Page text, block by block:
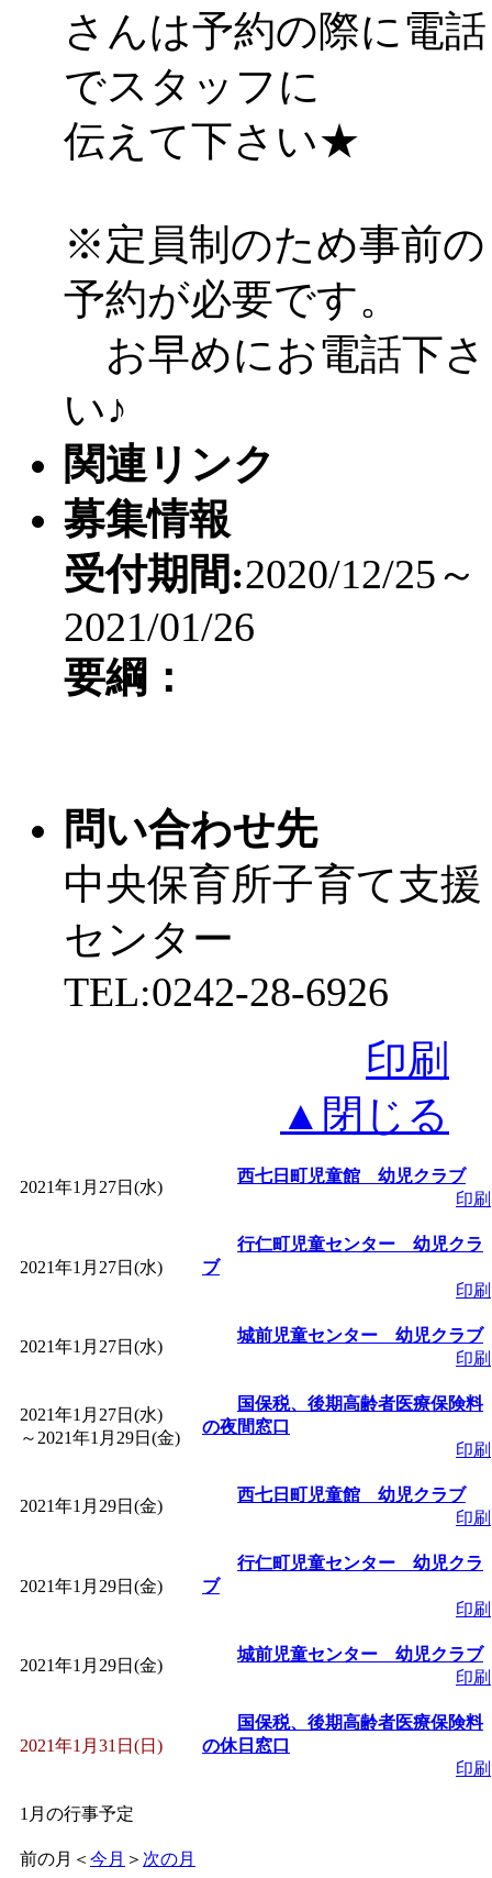
さんは予約の際に電話
でスタッフに
伝えて下さい★
※定員制のため事前の
予約が必要です。
お早めにお電話下さ
い♪
関連リンク
募集情報
受付期間:2020/12/25～
2021/01/26
要綱：
問い合わせ先
中央保育所子育て支援
センター
TEL:0242-28-6926
印刷
▲閉じる
2021年1月27日(水)
西七日町児童館 幼児クラブ
印刷
2021年1月27日(水)
行仁町児童センター 幼児クラ
ブ
印刷
2021年1月27日(水)
城前児童センター 幼児クラブ
印刷
2021年1月27日(水)
～ 2021年1月29日(金)
国保税、後期高齢者医療保険料
の夜間窓口
印刷
2021年1月29日(金)
西七日町児童館 幼児クラブ
印刷
2021年1月29日(金)
行仁町児童センター 幼児クラ
ブ
印刷
2021年1月29日(金)
城前児童センター 幼児クラブ
印刷
2021年1月31日(日)
国保税、後期高齢者医療保険料
の休日窓口
印刷
1月の行事予定
前の月 ＜ 今月 ＞ 次の月